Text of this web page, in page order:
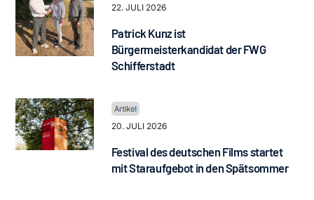
22. JULI 2026
Patrick Kunz ist
Bürgermeisterkandidat der FWG
Schifferstadt
20. JULI 2026
Festival des deutschen Films startet
mit Staraufgebot in den Spätsommer